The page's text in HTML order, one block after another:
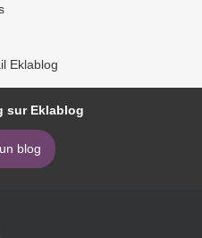
Eklablog
sur Eklablog
blog